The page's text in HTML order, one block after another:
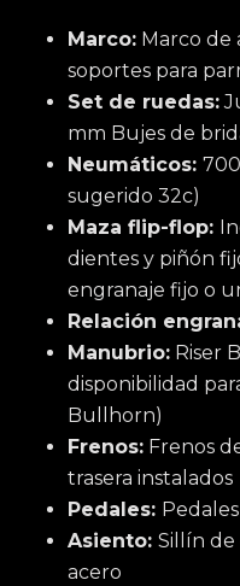
Marco: Marco de
soportes para
Set de ruedas:
mm Bujes de
Neumáticos:
sugerido 32c)
Maza flip-flop:
dientes y piñón
engranaje fijo o
Relación
Manubrio: Riser
disponibilidad
Bullhorn)
Frenos: Frenos
trasera instalados
Pedales:
Asiento: Sillín de
acero